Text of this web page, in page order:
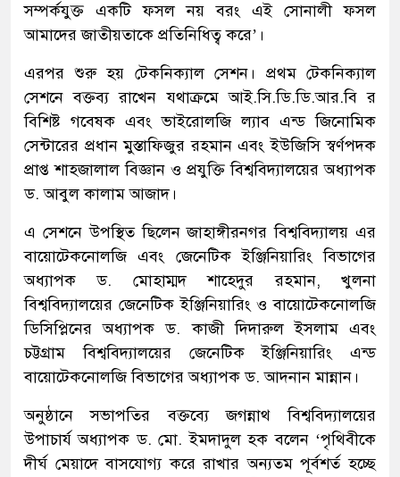
সম্পর্কযুক্ত একটি ফসল নয় বরং এই সোনালী ফসল
আমাদের জাতীয়তাকে প্রতিনিধিত্ব করে’।
এরপর শুরু হয় টেকনিক্যাল সেশন। প্রথম টেকনিক্যাল
সেশনে বক্তব্য রাখেন যথাক্রমে আই.সি.ডি.ডি.আর.বি র
বিশিষ্ট গবেষক এবং ভাইরোলজি ল্যাব এন্ড জিনোমিক
সেন্টারের প্রধান মুস্তাফিজুর রহমান এবং ইউজিসি স্বর্ণপদক
প্রাপ্ত শাহজালাল বিজ্ঞান ও প্রযুক্তি বিশ্ববিদ্যালয়ের অধ্যাপক
ড. আবুল কালাম আজাদ।
এ সেশনে উপস্থিত ছিলেন জাহাঙ্গীরনগর বিশ্ববিদ্যালয় এর
বায়োটেকনোলজি এবং জেনেটিক ইঞ্জিনিয়ারিং বিভাগের
অধ্যাপক ড. মোহাম্মদ শাহেদুর রহমান, খুলনা
বিশ্ববিদ্যালয়ের জেনেটিক ইঞ্জিনিয়ারিং ও বায়োটেকনোলজি
ডিসিপ্লিনের অধ্যাপক ড. কাজী দিদারুল ইসলাম এবং
চট্টগ্রাম বিশ্ববিদ্যালয়ের জেনেটিক ইঞ্জিনিয়ারিং এন্ড
বায়োটেকনোলজি বিভাগের অধ্যাপক ড. আদনান মান্নান।
অনুষ্ঠানে সভাপতির বক্তব্যে জগন্নাথ বিশ্ববিদ্যালয়ের
উপাচার্য অধ্যাপক ড. মো. ইমদাদুল হক বলেন ‘পৃথিবীকে
দীর্ঘ মেয়াদে বাসযোগ্য করে রাখার অন্যতম পূর্বশর্ত হচ্ছে